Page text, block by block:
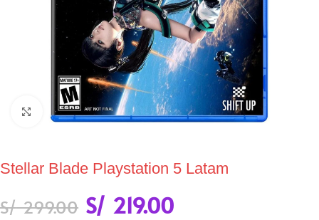
Click to enlarge
Stellar Blade Playstation 5 Latam
S/299.00 S/ 219.00